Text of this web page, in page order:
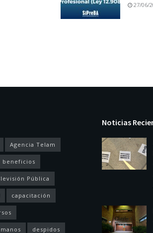
27/06/
Agencia Telam
beneficios
Pública
capacitación
despidos
Noticias